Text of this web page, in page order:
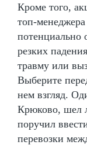
Кроме того,
топ-менеджера
потенциально
резких
травму или
Выберите
нем взгляд.
Крюково, шел
поручил
перевозки